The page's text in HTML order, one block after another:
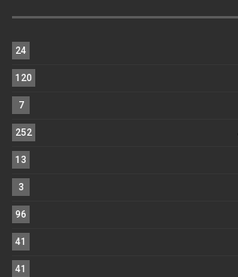
24
120
7
252
13
3
96
41
41